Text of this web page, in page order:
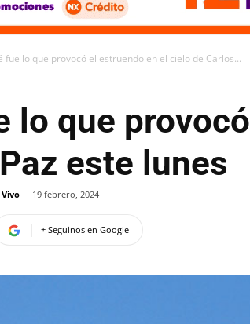
fue lo que provocó el estruendo en el cielo de Carlos...
lo que
este lunes
- 19 febrero, 2024
+ Seguinos en Google